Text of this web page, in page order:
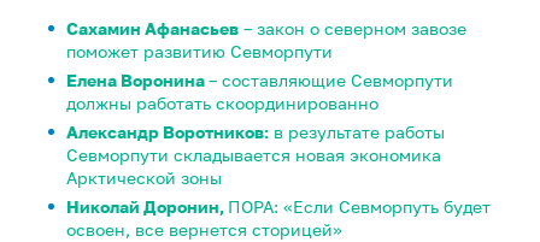
Сахамин Афанасьев – закон о северном завозе
поможет развитию Севморпути
Елена Воронина– составляющие Севморпути
должны работать скоординированно
Александр Воротников: в результате работы
Севморпути складывается новая экономика
Арктической зоны
Николай Доронин, ПОРА: «Если Севморпуть будет
освоен, все вернется сторицей»